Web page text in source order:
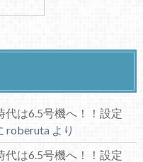
代は6.5号機へ！！設定
roberutaより
代は6.5号機へ！！設定